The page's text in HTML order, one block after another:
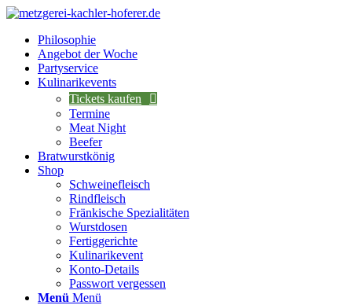
Philosophie
Angebot der Woche
Partyservice
Kulinarikevents
Tickets kaufen
Termine
Meat Night
Beefer
Bratwurstkönig
Shop
Schweinefleisch
Rindfleisch
Fränkische Spezialitäten
Wurstdosen
Fertiggerichte
Kulinarikevent
Konto-Details
Passwort vergessen
Menü Menü